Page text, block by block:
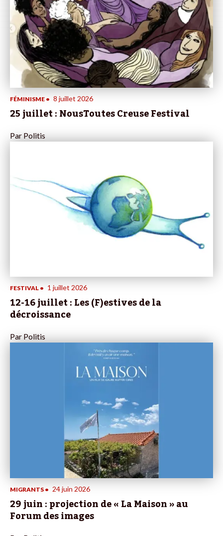
FÉMINISME • 8 juillet 2026
25 juillet : NousToutes Creuse Festival
Par Politis
FESTIVAL • 1 juillet 2026
12-16 juillet : Les (F)estives de la
décroissance
Par Politis
MIGRANTS • 24 juin 2026
29 juin : projection de « La Maison » au
Forum des images